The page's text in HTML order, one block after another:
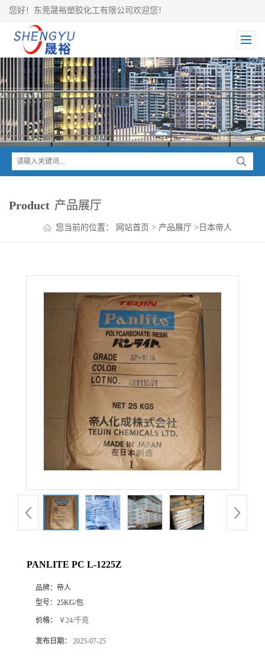
您好！东莞晟裕塑胶化工有限公司欢迎您！
Product 产品展厅
您当前的位置： 网站首页 > 产品展厅 > 日本帝人
PANLITE PC L-1225Z
品牌： 帝人
型号： 25KG/包
价格： ￥24/千克
发布日期： 2025-07-25